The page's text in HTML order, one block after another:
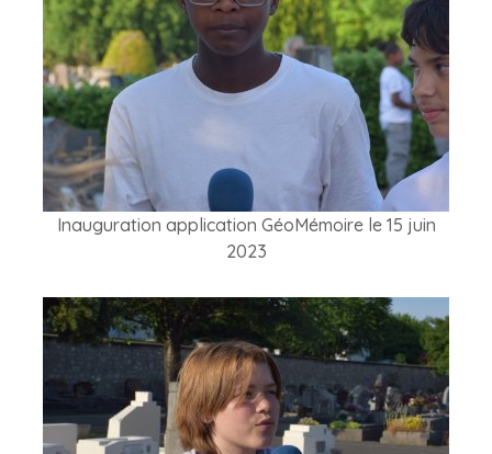
Inauguration application GéoMémoire le 15 juin
2023